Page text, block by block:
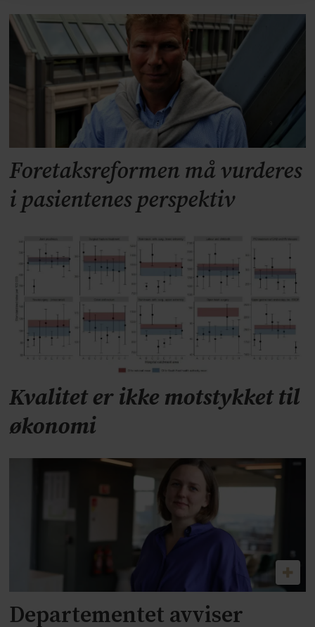
Foretaksreformen må vurderes
i pasientenes perspektiv
Kvalitet er ikke motstykket til
økonomi
Departementet avviser